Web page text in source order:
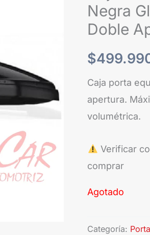
Negra
Doble
$
Caja porta
apertura.
volumétrica.
Verificar
comprar
Agotado
Categoría: